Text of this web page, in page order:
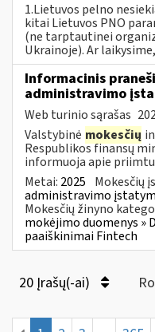
1.Lietuvos pelno
kitai Lietuvos PNO
(ne tarptautinei
Ukrainoje). Ar
Informacinis
administravimo
Web turinio sąrašas
Valstybinė mokesčių
Respublikos finansų
informuoja apie
Metai: 2025 Mokesčių
administravimo
Mokesčių žinyno
mokėjimo duomenys »
paaiškinimai Fintech
20 Įrašų(-ai)